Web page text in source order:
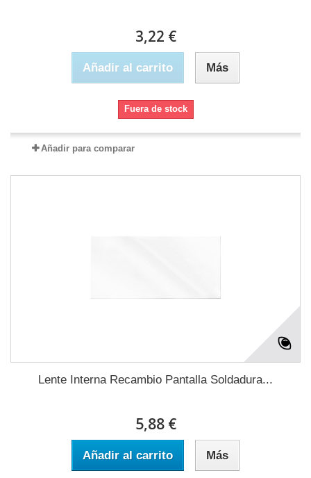
3,22 €
Añadir al carrito Más
Fuera de stock
Añadir para comparar
Lente Interna Recambio Pantalla Soldadura...
5,88 €
Añadir al carrito Más